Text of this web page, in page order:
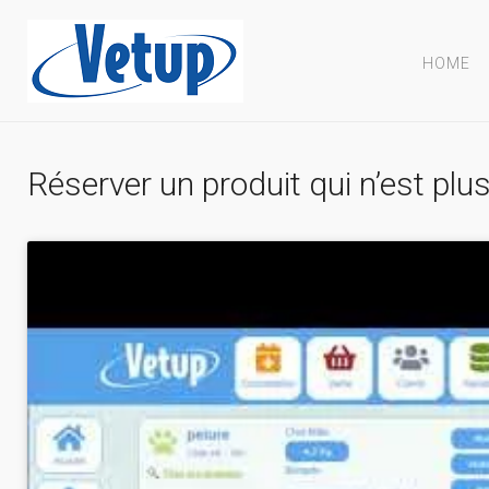
HOME
Réserver un produit qui n’est